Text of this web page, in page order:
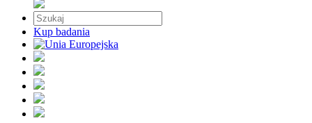
Kup badania